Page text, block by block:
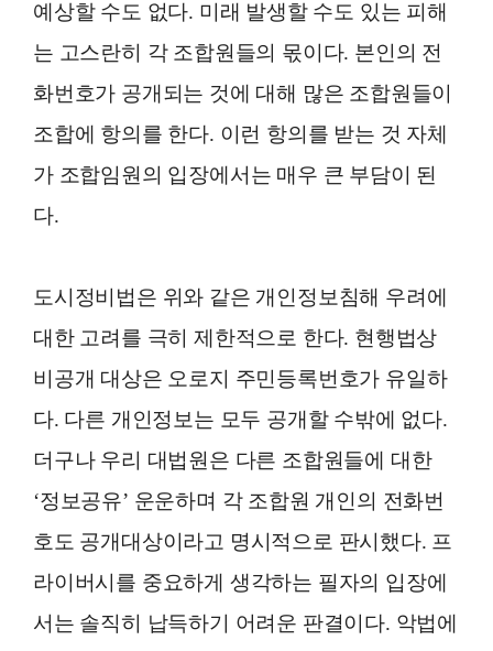
예상할 수도 없다. 미래 발생할 수도 있는 피해
는 고스란히 각 조합원들의 몫이다. 본인의 전
화번호가 공개되는 것에 대해 많은 조합원들이
조합에 항의를 한다. 이런 항의를 받는 것 자체
가 조합임원의 입장에서는 매우 큰 부담이 된
다.
도시정비법은 위와 같은 개인정보침해 우려에
대한 고려를 극히 제한적으로 한다. 현행법상
비공개 대상은 오로지 주민등록번호가 유일하
다. 다른 개인정보는 모두 공개할 수밖에 없다.
더구나 우리 대법원은 다른 조합원들에 대한
‘정보공유’ 운운하며 각 조합원 개인의 전화번
호도 공개대상이라고 명시적으로 판시했다. 프
라이버시를 중요하게 생각하는 필자의 입장에
서는 솔직히 납득하기 어려운 판결이다. 악법에